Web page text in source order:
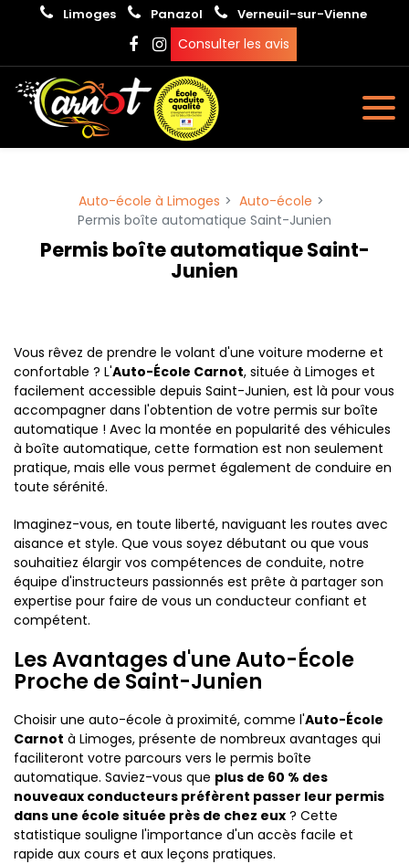
Limoges Panazol Verneuil-sur-Vienne
Consulter les avis
Auto-école à Limoges
Auto-école
Permis boîte automatique Saint-Junien
Permis boîte automatique Saint-
Junien
Vous rêvez de prendre le volant d'une voiture moderne et
confortable ? L'Auto-École Carnot, située à Limoges et
facilement accessible depuis Saint-Junien, est là pour vous
accompagner dans l'obtention de votre permis sur boîte
automatique ! Avec la montée en popularité des véhicules
à boîte automatique, cette formation est non seulement
pratique, mais elle vous permet également de conduire en
toute sérénité.
Imaginez-vous, en toute liberté, naviguant les routes avec
aisance et style. Que vous soyez débutant ou que vous
souhaitiez élargir vos compétences de conduite, notre
équipe d'instructeurs passionnés est prête à partager son
expertise pour faire de vous un conducteur confiant et
compétent.
Les Avantages d'une Auto-École
Proche de Saint-Junien
Choisir une auto-école à proximité, comme l'Auto-École
Carnot à Limoges, présente de nombreux avantages qui
faciliteront votre parcours vers le permis boîte
automatique. Saviez-vous que plus de 60 % des
nouveaux conducteurs préfèrent passer leur permis
dans une école située près de chez eux ? Cette
statistique souligne l'importance d'un accès facile et
rapide aux cours et aux leçons pratiques.
Panneau de gestion des cookies